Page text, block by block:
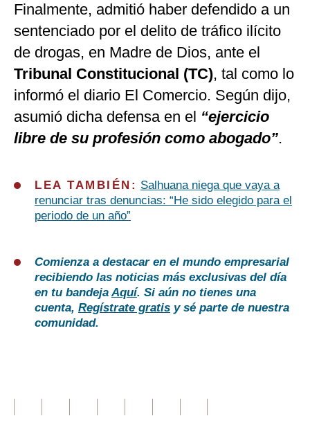
Finalmente, admitió haber defendido a un
sentenciado por el delito de tráfico ilícito
de drogas, en Madre de Dios, ante el
Tribunal Constitucional (TC), tal como lo
informó el diario El Comercio. Según dijo,
asumió dicha defensa en el “ejercicio
libre de su profesión como abogado”.
LEA TAMBIÉN: Salhuana niega que vaya a
renunciar tras denuncias: “He sido elegido para el
periodo de un año”
Comienza a destacar en el mundo empresarial
recibiendo las noticias más exclusivas del día
en tu bandejaAquí. Si aún no tienes una
cuenta, Regístrate gratis y sé parte de nuestra
comunidad.